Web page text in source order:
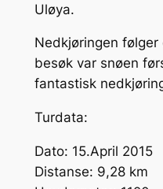
Uløya.
Nedkjøringen
besøk var snøen
fantastisk
Turdata:
Dato: 15.April 2015
Distanse: 9,28 km